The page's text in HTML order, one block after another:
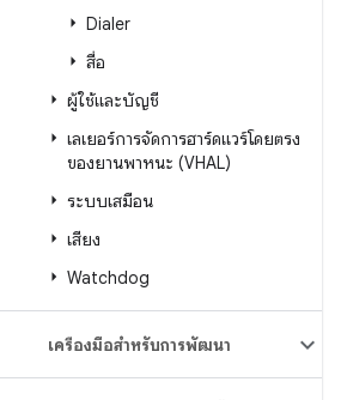
Dialer
สื่อ
ผู้ใช้และบัญชี
เลเยอร์การจัดการฮาร์ดแวร์โดยตรง
ของยานพาหนะ (VHAL)
ระบบเสมือน
เสียง
Watchdog
เครื่องมือสำหรับการพัฒนา